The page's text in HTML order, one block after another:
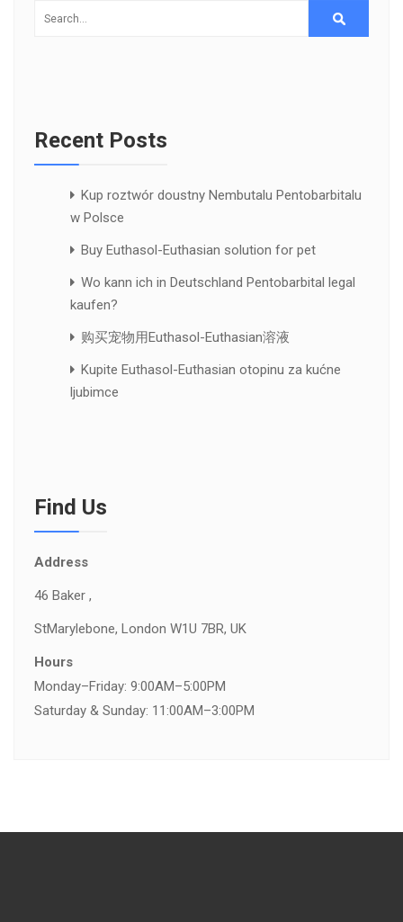
Recent Posts
Kup roztwór doustny Nembutalu Pentobarbitalu
w Polsce
Buy Euthasol-Euthasian solution for pet
Wo kann ich in Deutschland Pentobarbital legal
kaufen?
购买宠物用Euthasol-Euthasian溶液
Kupite Euthasol-Euthasian otopinu za kućne
ljubimce
Find Us
Address
46 Baker ,
StMarylebone, London W1U 7BR, UK
Hours
Monday–Friday: 9:00AM–5:00PM
Saturday & Sunday: 11:00AM–3:00PM